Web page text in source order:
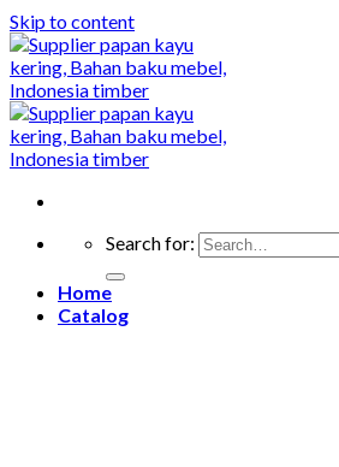
Skip to content
Search for:
Home
Catalog